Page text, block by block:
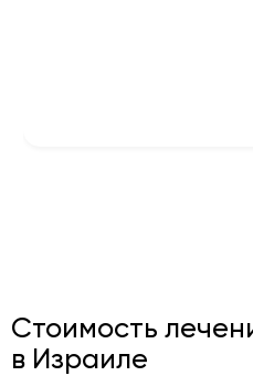
Стоимость
в Израиле